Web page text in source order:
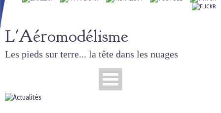
L'Aéromodélisme
Les pieds sur terre... la tête dans les nuages